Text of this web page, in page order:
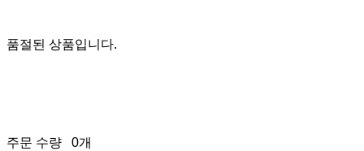
품절된 상품입니다.
주문 수량
0개